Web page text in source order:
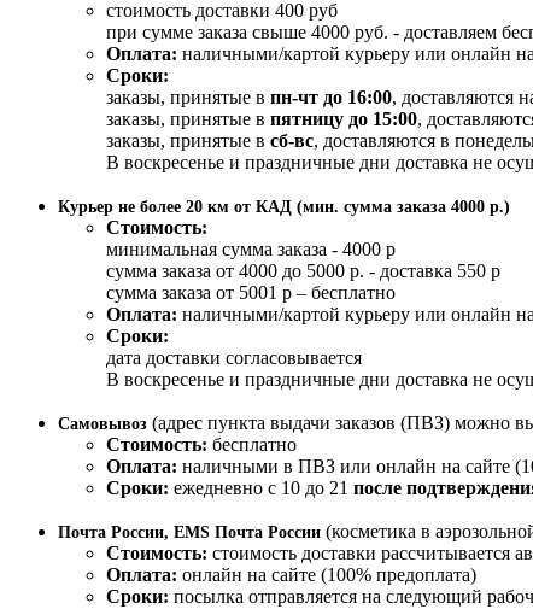
стоимость доставки 400 руб
при сумме заказа свыше 4000 руб. - доставляем
Оплата: наличными/картой курьеру или онлайн
Сроки:
заказы, принятые в пн-чт до 16:00, доставляются
заказы, принятые в пятницу до 15:00,
заказы, принятые в сб-вс, доставляются в
В воскресенье и праздничные дни доставка не
Курьер не более 20 км от КАД (мин. сумма заказа 4000 р.)
Стоимость:
минимальная сумма заказа - 4000 р
сумма заказа от 4000 до 5000 р. - доставка 550 р
сумма заказа от 5001 р – бесплатно
Оплата: наличными/картой курьеру или онлайн
Сроки:
дата доставки согласовывается
В воскресенье и праздничные дни доставка не
Самовывоз (адрес пункта выдачи заказов (ПВЗ) можно
Стоимость: бесплатно
Оплата: наличными в ПВЗ или онлайн на сайте
Сроки: ежедневно с 10 до 21 после
Почта России, EMS Почта России (косметика в
Стоимость: стоимость доставки рассчитывается
Оплата: онлайн на сайте (100% предоплата)
Сроки: посылка отправляется на следующий